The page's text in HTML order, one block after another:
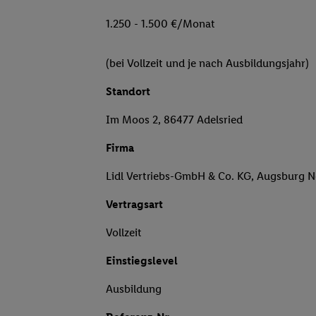
1.250 - 1.500 €/Monat
(bei Vollzeit und je nach Ausbildungsjahr)
Standort
Im Moos 2, 86477 Adelsried
Firma
Lidl Vertriebs-GmbH & Co. KG, Augsburg
Vertragsart
Vollzeit
Einstiegslevel
Ausbildung